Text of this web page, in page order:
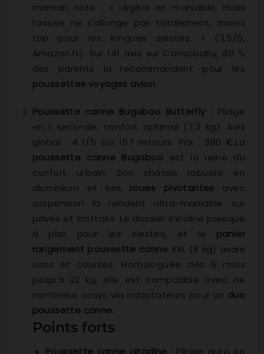
maman note : « Légère et maniable, mais
l’assise ne s’allonge pas totalement, moins
top pour les longues siestes. » (3.5/5,
Amazon.fr). Sur 141 avis sur Consobaby, 80 %
des parents la recommandent pour les
poussettes voyages avion.
Poussette canne Bugaboo Butterfly : Pliage
en 1 seconde, confort optimal (7,3 kg). Avis
global : 4.7/5 sur 157 retours. Prix : 380 €.La
poussette canne Bugaboo est la reine du
confort urbain. Son châssis robuste en
aluminium et ses roues pivotantes avec
suspension la rendent ultra-maniable sur
pavés et trottoirs. Le dossier s’incline presque
à plat pour les siestes, et le panier
rangement poussette canne XXL (8 kg) avale
sacs et courses. Homologuée dès 6 mois
jusqu’à 22 kg, elle est compatible avec de
nombreux cosys via adaptateurs pour un duo
poussette canne.
Points forts
Poussette canne citadine : Pliage auto en